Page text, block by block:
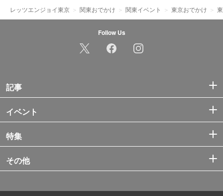
レッツエンジョイ東京 関東おでかけ 関東イベント 東京おでかけ
Follow Us
記事
イベント
特集
その他